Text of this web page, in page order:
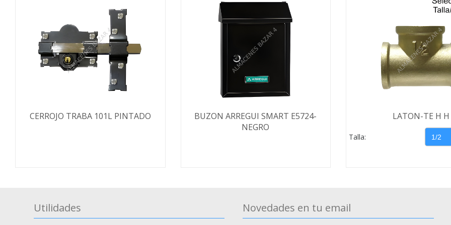
CERROJO TRABA 101L PINTADO
BUZON ARREGUI SMART E5724-
NEGRO
LATON-TE H H
Talla:
Utilidades Novedades en tu email